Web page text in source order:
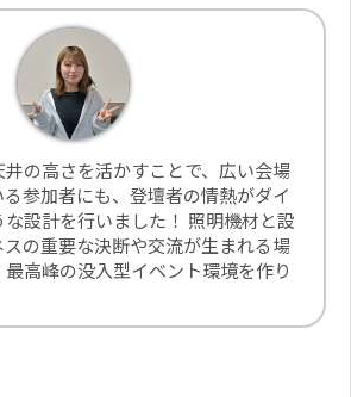
井の高さを活かすことで、広い会場
参加者にも、登壇者の情熱がダイ
な設計を行いました！ 照明機材と設
の重要な決断や交流が生まれる場
高峰の没入型イベント環境を作り